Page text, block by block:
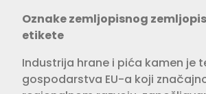
Oznake zemljopisnog
etikete
Industrija hrane i pića kamen je
gospodarstva EU-a koji